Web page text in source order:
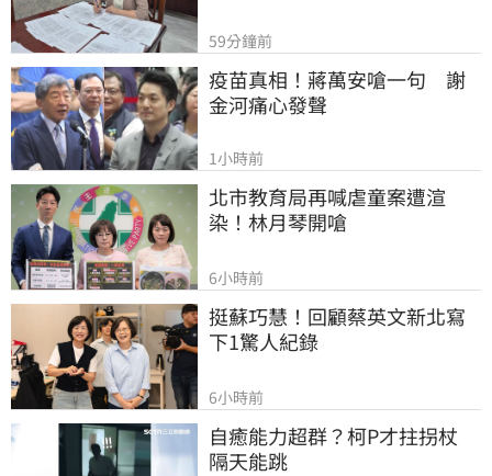
59分鐘前
疫苗真相！蔣萬安嗆一句　謝
金河痛心發聲
1小時前
北市教育局再喊虐童案遭渲
染！林月琴開嗆
6小時前
挺蘇巧慧！回顧蔡英文新北寫
下1驚人紀錄
6小時前
自癒能力超群？柯P才拄拐杖
隔天能跳